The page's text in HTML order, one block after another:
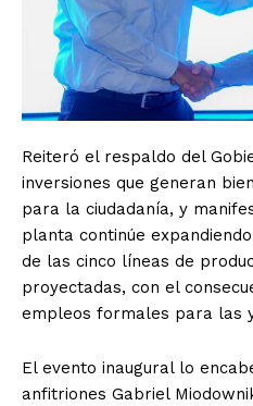
Reiteró el respaldo del
inversiones que generan
para la ciudadanía, y
planta continúe
de las cinco líneas de
proyectadas, con el
empleos formales para las
El evento inaugural lo
anfitriones Gabriel